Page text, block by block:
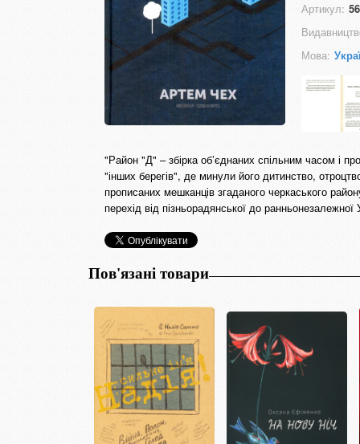
Артикул:
Мова:
"Район "Д" – збірка об’єднаних спільним часом і
"інших берегів", де минули його дитинство,
прописаних мешканців згаданого черкаського
перехід від пізньорадянської до ранньонезалежної
Пов'язані товари